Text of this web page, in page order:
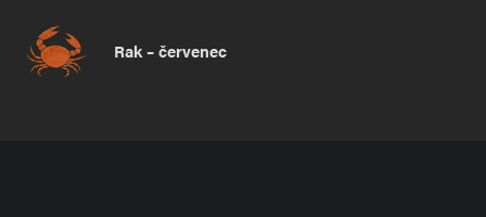
Rak – červenec